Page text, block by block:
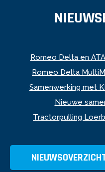
Romeo Delta en
Romeo Delta
Samenwerking met
Nieuwe
Tractorpulling